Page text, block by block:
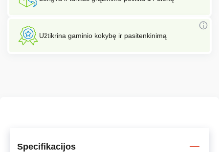
Užtikrina gaminio kokybę ir pasitenkinimą
Specifikacijos